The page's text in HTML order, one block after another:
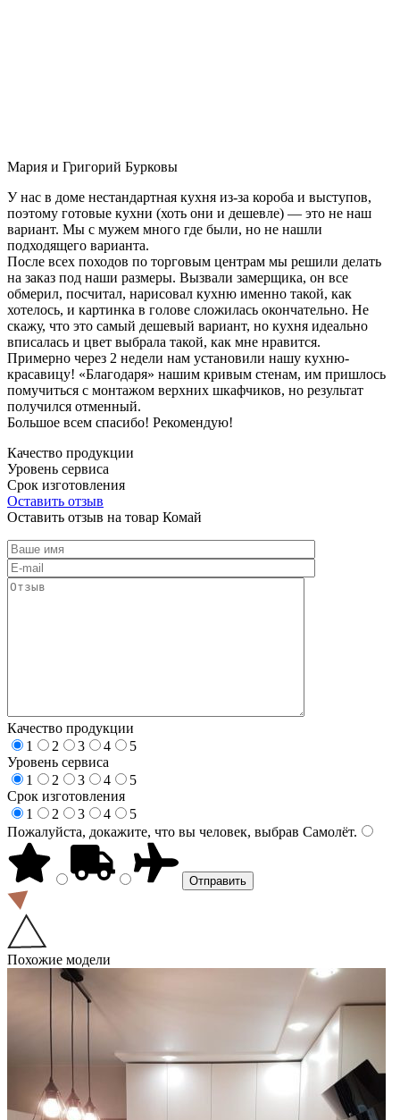
Мария и Григорий Бурковы
У нас в доме нестандартная кухня из-за короба и выступов,
поэтому готовые кухни (хоть они и дешевле) — это не наш
вариант. Мы с мужем много где были, но не нашли
подходящего варианта.
После всех походов по торговым центрам мы решили делать
на заказ под наши размеры. Вызвали замерщика, он все
обмерил, посчитал, нарисовал кухню именно такой, как
хотелось, и картинка в голове сложилась окончательно. Не
скажу, что это самый дешевый вариант, но кухня идеально
вписалась и цвет выбрала такой, как мне нравится.
Примерно через 2 недели нам установили нашу кухню-
красавицу! «Благодаря» нашим кривым стенам, им пришлось
помучиться с монтажом верхних шкафчиков, но результат
получился отменный.
Большое всем спасибо! Рекомендую!
Качество продукции
Уровень сервиса
Срок изготовления
Оставить отзыв
Оставить отзыв на товар Комай
Качество продукции
1
2 3 4
5
Уровень сервиса
1
2 3 4
5
Срок изготовления
1
2 3 4
5
Пожалуйста, докажите, что вы человек, выбрав Самолёт.
Похожие модели